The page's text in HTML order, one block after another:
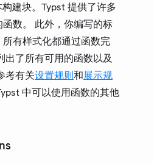
建块。Typst 提供了许多
数。 此外，你编写的标
有样式化都通过函数完
出了所有可用的函数以及
考有关设置规则和展示规
中可以使用函数的其他